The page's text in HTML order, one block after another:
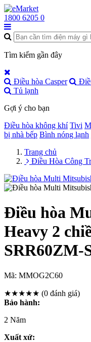
1800 6205 0
Tìm kiếm gần đây
Điều hòa Casper
Tủ lạnh
Gợi ý cho bạn
Điều hòa không khí Tivi
bị nhà bếp Bình nóng lạnh
Trang chủ
Điều Hòa Công
Điều hòa
Heavy 2
SRR60ZM-
Mã: MMOG2C60
★★★★★ (0 đánh giá)
Bảo hành:
2 Năm
Xuất xứ: